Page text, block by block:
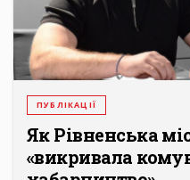
ПУБЛІКАЦІЇ
Як Рівненська
«викривала